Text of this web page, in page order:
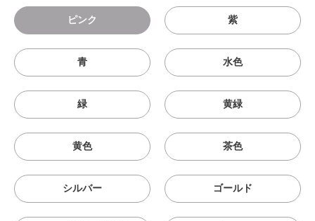
ピンク 紫
青 水色
緑 黄緑
黄色 茶色
シルバー ゴールド